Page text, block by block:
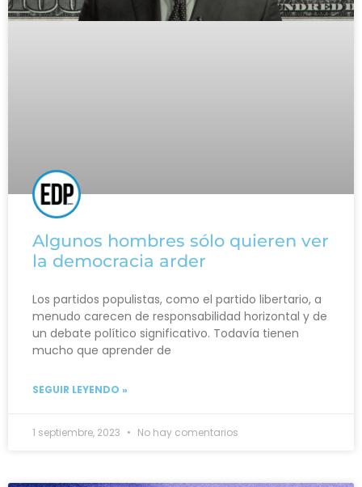
Algunos hombres sólo quieren ver
la democracia arder
Los partidos populistas, como el partido libertario, a
menudo carecen de responsabilidad horizontal y de
un debate político significativo. Todavía tienen
mucho que aprender de
SEGUIR LEYENDO »
1 septiembre, 2023 No hay comentarios